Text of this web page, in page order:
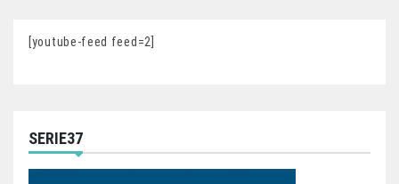
[youtube-feed feed=2]
SERIE37